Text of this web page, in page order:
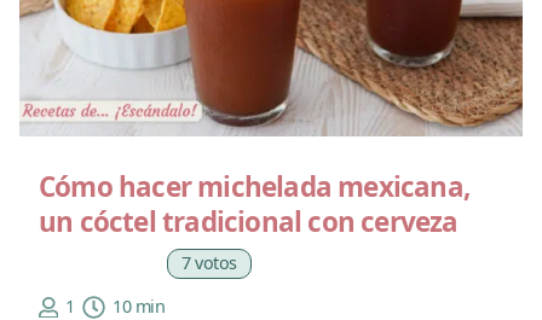
Cómo hacer michelada mexicana,
un cóctel tradicional con cerveza
7 votos
1
10 min